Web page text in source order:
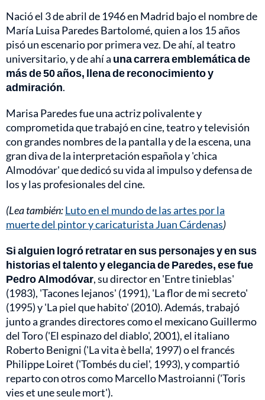
Nació el 3 de abril de 1946 en Madrid bajo el nombre de
María Luisa Paredes Bartolomé, quien a los 15 años
pisó un escenario por primera vez. De ahí, al teatro
universitario, y de ahí a una carrera emblemática de
más de 50 años, llena de reconocimiento y
admiración.
Marisa Paredes fue una actriz polivalente y
comprometida que trabajó en cine, teatro y televisión
con grandes nombres de la pantalla y de la escena, una
gran diva de la interpretación española y 'chica
Almodóvar' que dedicó su vida al impulso y defensa de
los y las profesionales del cine.
(Lea también:Luto en el mundo de las artes por la
muerte del pintor y caricaturista Juan Cárdenas)
Si alguien logró retratar en sus personajes y en sus
historias el talento y elegancia de Paredes, ese fue
Pedro Almodóvar, su director en 'Entre tinieblas'
(1983), 'Tacones lejanos' (1991), 'La flor de mi secreto'
(1995) y 'La piel que habito' (2010). Además, trabajó
junto a grandes directores como el mexicano Guillermo
del Toro ('El espinazo del diablo', 2001), el italiano
Roberto Benigni ('La vita è bella', 1997) o el francés
Philippe Loiret ('Tombés du ciel', 1993), y compartió
reparto con otros como Marcello Mastroianni ('Toris
vies et une seule mort').